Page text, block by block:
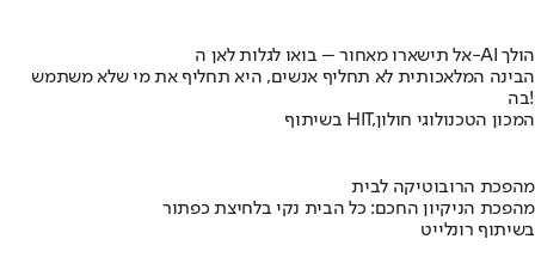
אל תישארו מאחור – בואו לגלות לאן ה-AI הולך
הבינה המלאכותית לא תחליף אנשים, היא תחליף את מי שלא משתמש
בה!
בשיתוף HIT,המכון הטכנולוגי חולון
מהפכת הרובוטיקה לבית
מהפכת הניקיון החכם: כל הבית נקי בלחיצת כפתור
בשיתוף רונלייט